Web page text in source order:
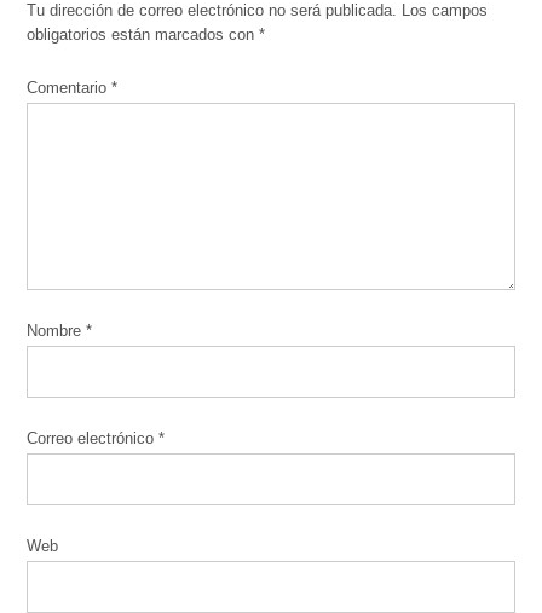
Tu dirección de correo electrónico no será publicada. Los campos
obligatorios están marcados con*
Comentario*
Nombre*
Correo electrónico*
Web